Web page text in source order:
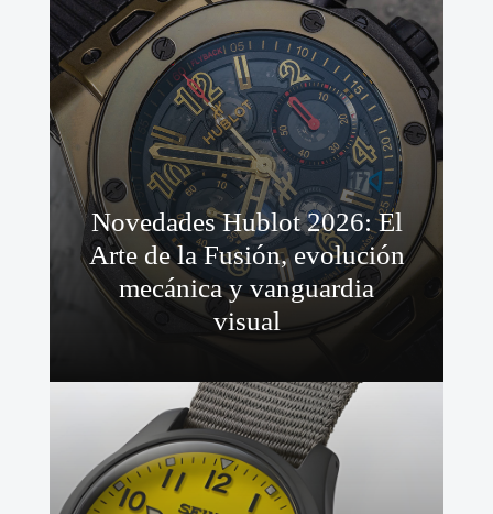
Novedades Hublot 2026: El
Arte de la Fusión, evolución
mecánica y vanguardia
visual